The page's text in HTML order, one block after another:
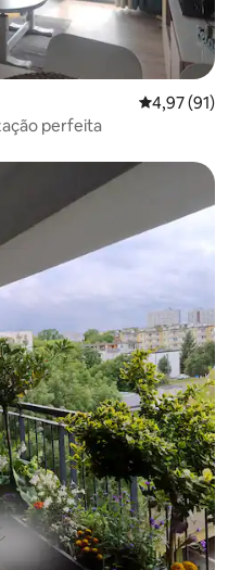
4,97 de uma
4,97 (91)
perfeita
hóspedes